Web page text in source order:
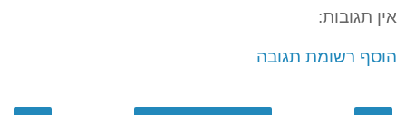
אין תגובות:
הוסף רשומת תגובה